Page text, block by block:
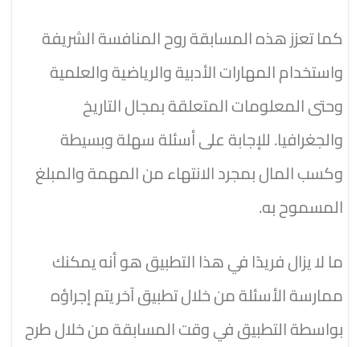
كما تعزز هذه المسابقة روح المنافسة الشريفة
واستخدام المهارات الأدبية والرياضية والعلمية
وحتى المعلومات المتعلقة بمجال التاريخ
والجغرافيا. للإجابة على أسئلة سهلة وبسيطة
وكسب المال بمجرد الانتهاء من المهمة والمبلغ
المسموح به.
ما لا يزال فريدًا في هذا التطبيق هو أنه يمكنك
ممارسة الأسئلة من خلال تطبيق آخر يتم إجراؤه
بواسطة التطبيق في وقت المسابقة من خلال طرح